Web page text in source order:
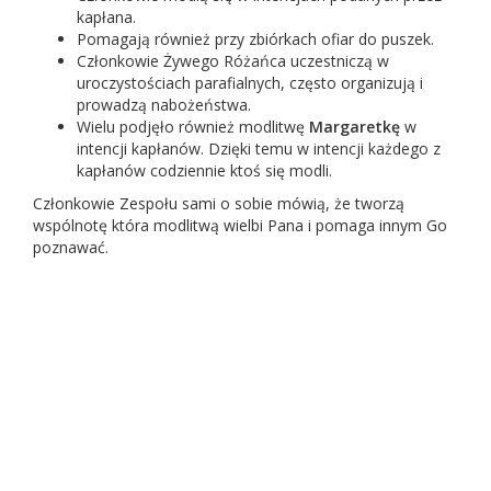
kapłana.
Pomagają również przy zbiórkach ofiar do puszek.
Członkowie Żywego Różańca uczestniczą w
uroczystościach parafialnych, często organizują i
prowadzą nabożeństwa.
Wielu podjęło również modlitwę Margaretkę w
intencji kapłanów. Dzięki temu w intencji każdego z
kapłanów codziennie ktoś się modli.
Członkowie Zespołu sami o sobie mówią, że tworzą
wspólnotę która modlitwą wielbi Pana i pomaga innym Go
poznawać.